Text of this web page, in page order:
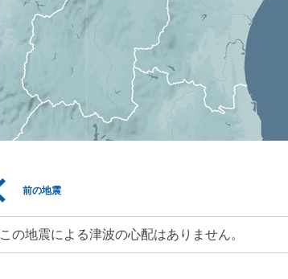
前の地震
この地震による津波の心配はありません。